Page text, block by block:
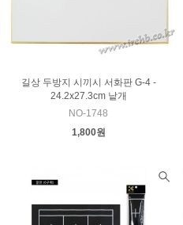
길상 두방지 시끼시 서화판 G-4 -
24.2x27.3cm 낱개
NO-1748
1,800원